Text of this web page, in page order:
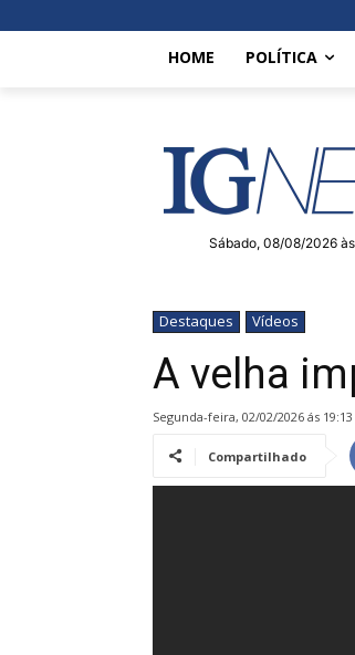
HOME POLÍTICA
Sábado, 08/08/2026
Destaques Vídeos
A velha
segunda-feira, 02/02/2026 ás 19:13
Compartilhado